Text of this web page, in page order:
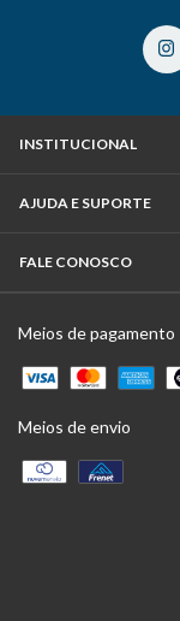
INSTITUCIONAL
AJUDA E SUPORTE
FALE CONOSCO
Meios de pagamento
Meios de envio